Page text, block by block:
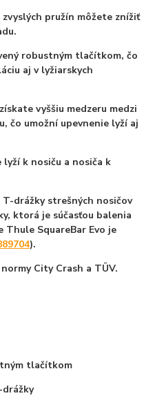
pružín môžete znížiť
robustným tlačítkom, čo
aj v lyžiarskych
vyššiu medzeru medzi
čo umožní upevnenie lyží aj
lyží k nosiču a nosiča k
drážky strešných nosičov
ktorá je súčasťou balenia
SquareBar Evo je
).
City Crash a TÜV.
tlačítkom